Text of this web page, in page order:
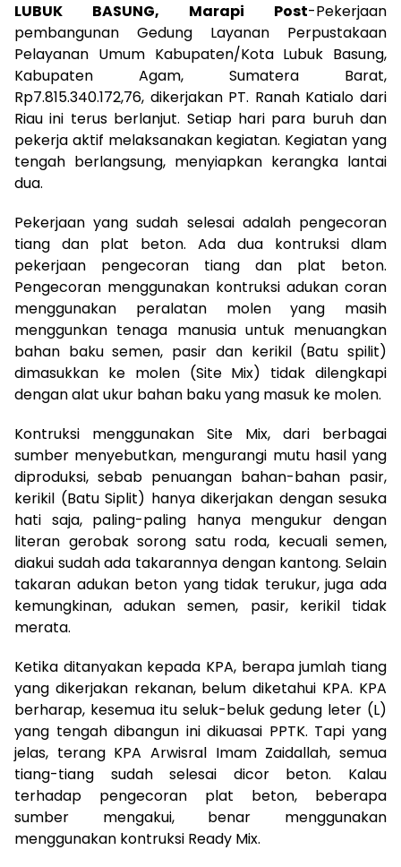
LUBUK BASUNG, Marapi Post-Pekerjaan
pembangunan Gedung Layanan Perpustakaan
Pelayanan Umum Kabupaten/Kota Lubuk Basung,
Kabupaten Agam, Sumatera Barat,
Rp7.815.340.172,76, dikerjakan PT. Ranah Katialo dari
Riau ini terus berlanjut. Setiap hari para buruh dan
pekerja aktif melaksanakan kegiatan. Kegiatan yang
tengah berlangsung, menyiapkan kerangka lantai
dua.
Pekerjaan yang sudah selesai adalah pengecoran
tiang dan plat beton. Ada dua kontruksi dlam
pekerjaan pengecoran tiang dan plat beton.
Pengecoran menggunakan kontruksi adukan coran
menggunakan peralatan molen yang masih
menggunkan tenaga manusia untuk menuangkan
bahan baku semen, pasir dan kerikil (Batu spilit)
dimasukkan ke molen (Site Mix) tidak dilengkapi
dengan alat ukur bahan baku yang masuk ke molen.
Kontruksi menggunakan Site Mix, dari berbagai
sumber menyebutkan, mengurangi mutu hasil yang
diproduksi, sebab penuangan bahan-bahan pasir,
kerikil (Batu Siplit) hanya dikerjakan dengan sesuka
hati saja, paling-paling hanya mengukur dengan
literan gerobak sorong satu roda, kecuali semen,
diakui sudah ada takarannya dengan kantong. Selain
takaran adukan beton yang tidak terukur, juga ada
kemungkinan, adukan semen, pasir, kerikil tidak
merata.
Ketika ditanyakan kepada KPA, berapa jumlah tiang
yang dikerjakan rekanan, belum diketahui KPA. KPA
berharap, kesemua itu seluk-beluk gedung leter (L)
yang tengah dibangun ini dikuasai PPTK. Tapi yang
jelas, terang KPA Arwisral Imam Zaidallah, semua
tiang-tiang sudah selesai dicor beton. Kalau
terhadap pengecoran plat beton, beberapa
sumber mengakui, benar menggunakan
menggunakan kontruksi Ready Mix.